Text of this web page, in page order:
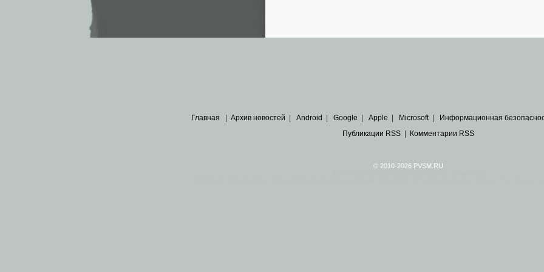
Главная Архив новостей Android Google Apple Microsoft| Информационная
Публикации RSS| Комментарии RSS
© 2010-2026 PVSM.RU